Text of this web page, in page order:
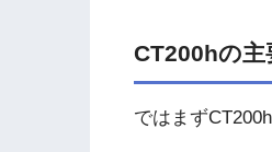
CT200hの主
ではまず